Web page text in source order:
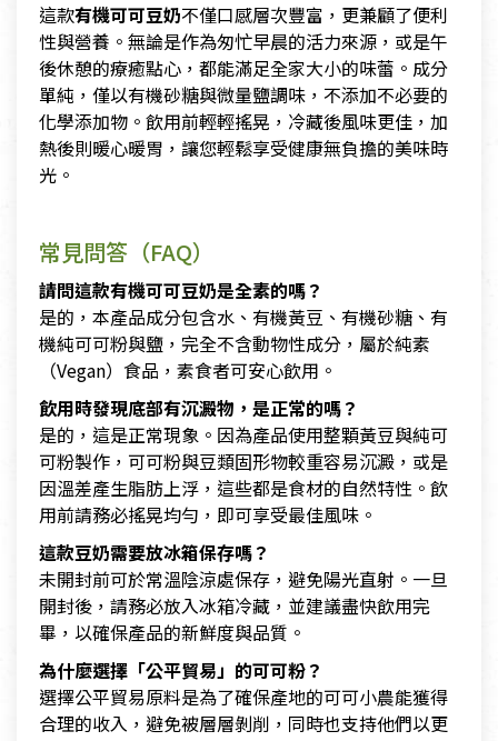
這款有機可可豆奶不僅口感層次豐富，更兼顧了便利
性與營養。無論是作為匆忙早晨的活力來源，或是午
後休憩的療癒點心，都能滿足全家大小的味蕾。成分
單純，僅以有機砂糖與微量鹽調味，不添加不必要的
化學添加物。飲用前輕輕搖晃，冷藏後風味更佳，加
熱後則暖心暖胃，讓您輕鬆享受健康無負擔的美味時
光。
常見問答（FAQ）
請問這款有機可可豆奶是全素的嗎？
是的，本產品成分包含水、有機黃豆、有機砂糖、有
機純可可粉與鹽，完全不含動物性成分，屬於純素
（Vegan）食品，素食者可安心飲用。
飲用時發現底部有沉澱物，是正常的嗎？
是的，這是正常現象。因為產品使用整顆黃豆與純可
可粉製作，可可粉與豆類固形物較重容易沉澱，或是
因溫差產生脂肪上浮，這些都是食材的自然特性。飲
用前請務必搖晃均勻，即可享受最佳風味。
這款豆奶需要放冰箱保存嗎？
未開封前可於常溫陰涼處保存，避免陽光直射。一旦
開封後，請務必放入冰箱冷藏，並建議盡快飲用完
畢，以確保產品的新鮮度與品質。
為什麼選擇「公平貿易」的可可粉？
選擇公平貿易原料是為了確保產地的可可小農能獲得
合理的收入，避免被層層剝削，同時也支持他們以更